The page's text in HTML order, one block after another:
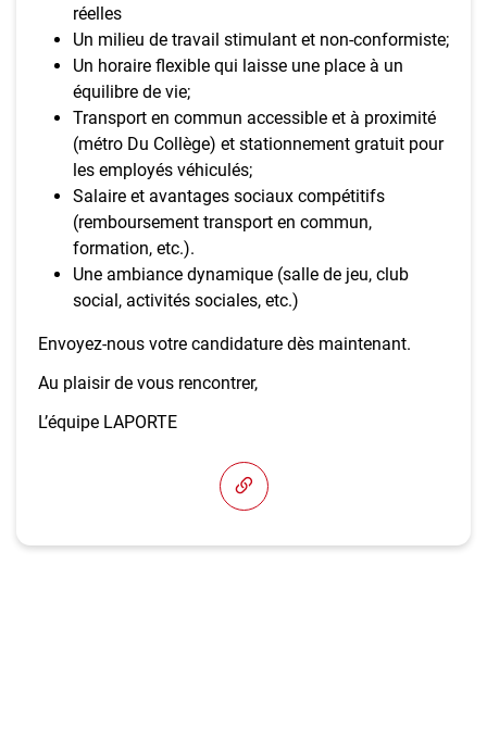
réelles
Un milieu de travail stimulant et non-conformiste;
Un horaire flexible qui laisse une place à un
équilibre de vie;
Transport en commun accessible et à proximité
(métro Du Collège) et stationnement gratuit pour
les employés véhiculés;
Salaire et avantages sociaux compétitifs
(remboursement transport en commun,
formation, etc.).
Une ambiance dynamique (salle de jeu, club
social, activités sociales, etc.)
Envoyez-nous votre candidature dès maintenant.
Au plaisir de vous rencontrer,
L’équipe LAPORTE